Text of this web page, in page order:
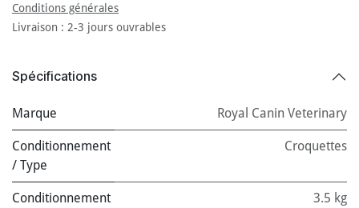
Conditions générales
Livraison : 2-3 jours ouvrables
Spécifications
Marque Royal Canin Veterinary
Conditionnement
/ Type
Croquettes
Conditionnement
3.5 kg